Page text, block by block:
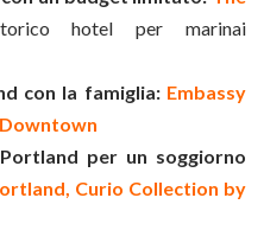
hotel per marinai
con la famiglia: Embassy
per un soggiorno
Curio Collection by